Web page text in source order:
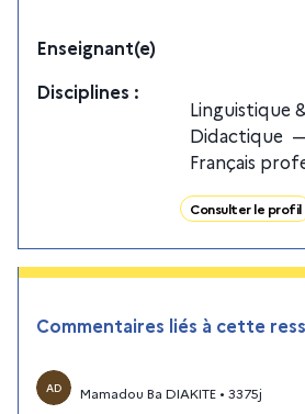
Enseignant(e)
Disciplines :
Linguistique
Didactique
Français
Consulter le profil
Commentaires liés à cette
AD Mamadou Ba DIAKITE • 3375j